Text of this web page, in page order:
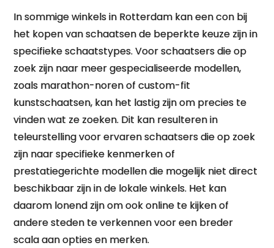
In sommige winkels in Rotterdam kan een con bij
het kopen van schaatsen de beperkte keuze zijn in
specifieke schaatstypes. Voor schaatsers die op
zoek zijn naar meer gespecialiseerde modellen,
zoals marathon-noren of custom-fit
kunstschaatsen, kan het lastig zijn om precies te
vinden wat ze zoeken. Dit kan resulteren in
teleurstelling voor ervaren schaatsers die op zoek
zijn naar specifieke kenmerken of
prestatiegerichte modellen die mogelijk niet direct
beschikbaar zijn in de lokale winkels. Het kan
daarom lonend zijn om ook online te kijken of
andere steden te verkennen voor een breder
scala aan opties en merken.